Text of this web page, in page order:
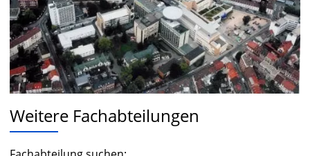
Weitere Fachabteilungen